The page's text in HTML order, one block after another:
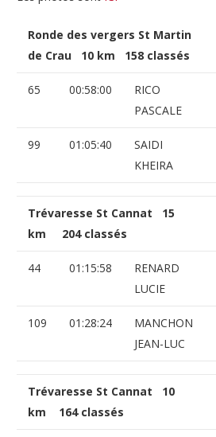
Ronde des vergers St Martin
de Crau 10 km 158 classés
65 00:58:00
RICO
PASCALE
99 01:05:40
SAIDI
KHEIRA
Trévaresse St Cannat 15
km 204 classés
44 01:15:58
RENARD
LUCIE
109 01:28:24
MANCHON
JEAN-LUC
Trévaresse St Cannat 10
km 164 classés